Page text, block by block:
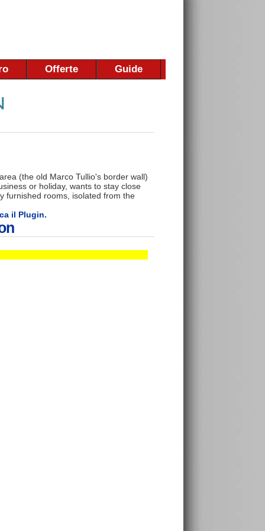
Offerte Guide
(the old Marco Tullio's border wall)
or holiday, wants to stay close
furnished rooms, isolated from the
il Plugin.